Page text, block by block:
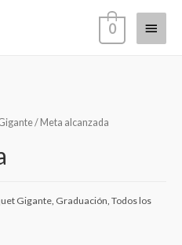
0
/ Meta alcanzada
Gigante Graduación Todos los